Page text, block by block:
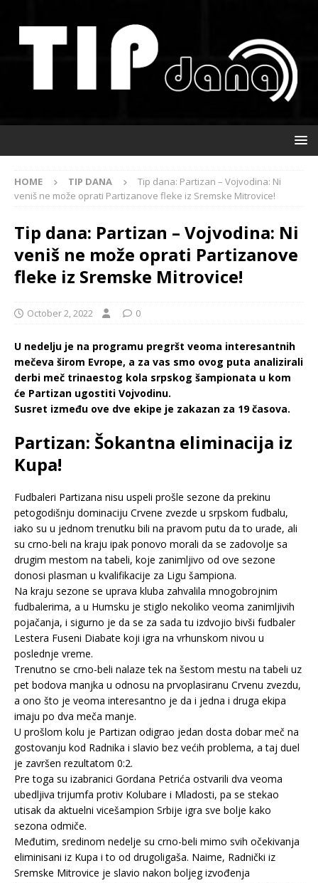
HOME TIP DANA
Tip dana: Partizan – Vojvodina: Ni
veniš ne može oprati Partizanove fleke iz Sremske Mitrovice!
Tip dana: Partizan – Vojvodina: Ni
veniš ne može oprati Partizanove
fleke iz Sremske Mitrovice!
October 2, 2022 0
U nedelju je na programu pregršt veoma interesantnih
mečeva širom Evrope, a za vas smo ovog puta analizirali
derbi meč trinaestog kola srpskog šampionata u kom
će Partizan ugostiti Vojvodinu.
Susret između ove dve ekipe je zakazan za 19 časova.
Partizan: Šokantna eliminacija iz
Kupa!
Fudbaleri Partizana nisu uspeli prošle sezone da prekinu
petogodišnju dominaciju Crvene zvezde u srpskom fudbalu,
iako su u jednom trenutku bili na pravom putu da to urade, ali
su crno-beli na kraju ipak ponovo morali da se zadovolje sa
drugim mestom na tabeli, koje zanimljivo od ove sezone
donosi plasman u kvalifikacije za Ligu šampiona.
Na kraju sezone se uprava kluba zahvalila mnogobrojnim
fudbalerima, a u Humsku je stiglo nekoliko veoma zanimljivih
pojačanja, i sigurno je da se za sada tu izdvojio bivši fudbaler
Lestera Fuseni Diabate koji igra na vrhunskom nivou u
poslednje vreme.
Trenutno se crno-beli nalaze tek na šestom mestu na tabeli uz
pet bodova manjka u odnosu na prvoplasiranu Crvenu zvezdu,
a ono što je veoma interesantno je da i jedna i druga ekipa
imaju po dva meča manje.
U prošlom kolu je Partizan odigrao jedan dosta dobar meč na
gostovanju kod Radnika i slavio bez većih problema, a taj duel
je završen rezultatom 0:2.
Pre toga su izabranici Gordana Petrića ostvarili dva veoma
ubedljiva trijumfa protiv Kolubare i Mladosti, pa se stekao
utisak da aktuelni vicešampion Srbije igra sve bolje kako
sezona odmiče.
Međutim, sredinom nedelje su crno-beli mimo svih očekivanja
eliminisani iz Kupa i to od drugoligaša. Naime, Radnički iz
Sremske Mitrovice je slavio nakon boljeg izvođenja